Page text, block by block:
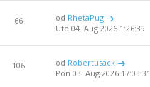
66 od RhetaPug
Uto 04. Aug 2026 1:26:39
106 od Robertusack
Pon 03. Aug 2026 17:03:31